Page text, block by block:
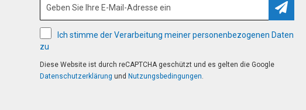
Ich stimme der Verarbeitung meiner personenbezogenen Daten
zu
Diese Website ist durch reCAPTCHA geschützt und es gelten die Google
Datenschutzerklärung undNutzungsbedingungen